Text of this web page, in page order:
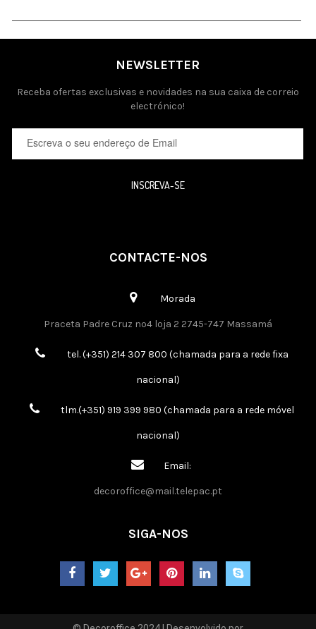
NEWSLETTER
Receba ofertas exclusivas e novidades na sua caixa de correio
electrónico!
INSCREVA-SE
CONTACTE-NOS
Morada
Praceta Padre Cruz nº4 loja 2 2745-747 Massamá
tel. (+351) 214 307 800 (chamada para a rede fixa
nacional)
tlm.(+351) 919 399 980 (chamada para a rede móvel
nacional)
Email:
decoroffice@mail.telepac.pt
SIGA-NOS